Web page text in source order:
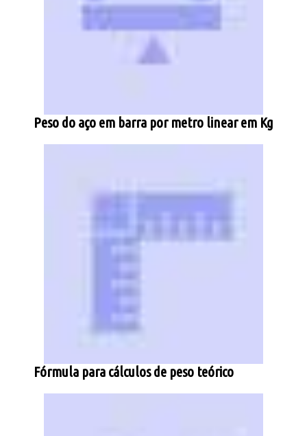
Peso do aço em barra por metro linear em Kg
Fórmula para cálculos de peso teórico